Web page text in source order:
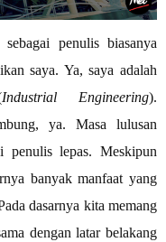
penulis biasanya
saya. Ya, saya adalah
Industrial Engineering).
ya. Masa lulusan
penulis lepas. Meskipun
banyak manfaat yang
dasarnya kita memang
dengan latar belakang